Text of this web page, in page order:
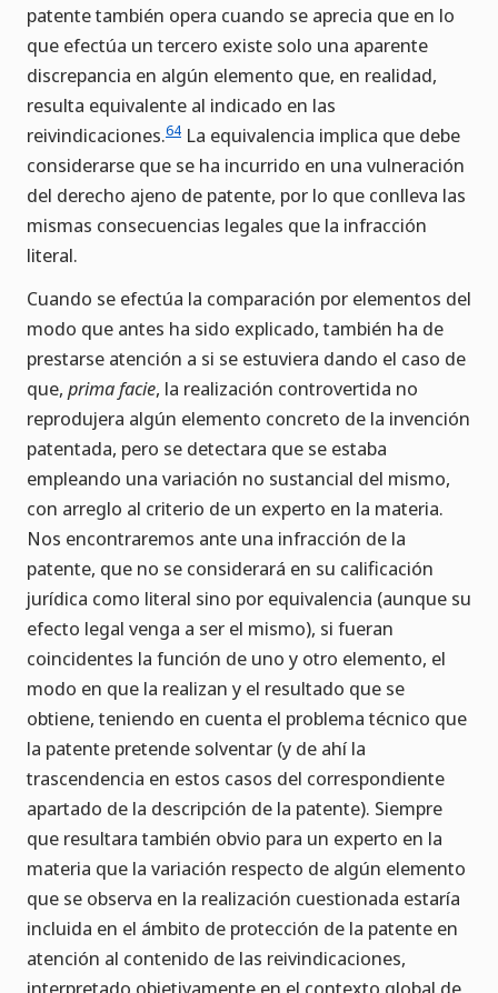
patente también opera cuando se aprecia que en lo
que efectúa un tercero existe solo una aparente
discrepancia en algún elemento que, en realidad,
resulta equivalente al indicado en las
reivindicaciones.64 La equivalencia implica que debe
considerarse que se ha incurrido en una vulneración
del derecho ajeno de patente, por lo que conlleva las
mismas consecuencias legales que la infracción
literal.
Cuando se efectúa la comparación por elementos del
modo que antes ha sido explicado, también ha de
prestarse atención a si se estuviera dando el caso de
que, prima facie, la realización controvertida no
reprodujera algún elemento concreto de la invención
patentada, pero se detectara que se estaba
empleando una variación no sustancial del mismo,
con arreglo al criterio de un experto en la materia.
Nos encontraremos ante una infracción de la
patente, que no se considerará en su calificación
jurídica como literal sino por equivalencia (aunque su
efecto legal venga a ser el mismo), si fueran
coincidentes la función de uno y otro elemento, el
modo en que la realizan y el resultado que se
obtiene, teniendo en cuenta el problema técnico que
la patente pretende solventar (y de ahí la
trascendencia en estos casos del correspondiente
apartado de la descripción de la patente). Siempre
que resultara también obvio para un experto en la
materia que la variación respecto de algún elemento
que se observa en la realización cuestionada estaría
incluida en el ámbito de protección de la patente en
atención al contenido de las reivindicaciones,